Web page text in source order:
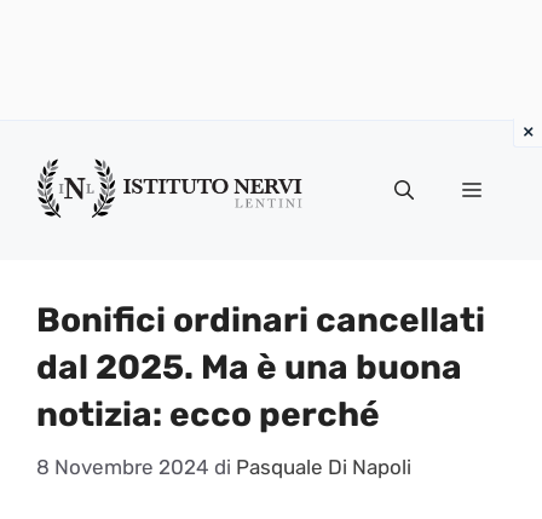
contenuto
Menu
Bonifici ordinari cancellati
dal 2025. Ma è una buona
notizia: ecco perché
8 Novembre 2024 di Pasquale Di Napoli